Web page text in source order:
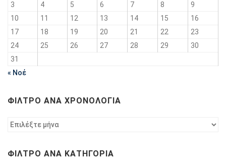
3
4 5 6 7 8
9
10
11 12 13 14 15
16
17
18 19 20 21 22
23
24
25 26 27 28 29
30
31
« Νοέ
ΦΊΛΤΡΟ ΑΝΆ ΧΡΟΝΟΛΟΓΊΑ
Φίλτρο
ΦΊΛΤΡΟ ΑΝΆ ΚΑΤΗΓΟΡΊΑ